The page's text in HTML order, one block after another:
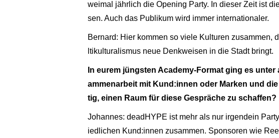
weimal jährlich die Opening Party. In dieser Zeit ist
sen. Auch das Publikum wird immer internationaler.
Bernard: Hier kommen so viele Kulturen
ltikulturalismus neue Denkweisen in die Stadt bringt.
In eurem jüngsten Academy-Format ging es
ammenarbeit mit Kund:innen oder Marken und
tig, einen Raum für diese Gespräche zu schaffen?
Johannes: deadHYPE ist mehr als nur irgendein
iedlichen Kund:innen zusammen. Sponsoren wie